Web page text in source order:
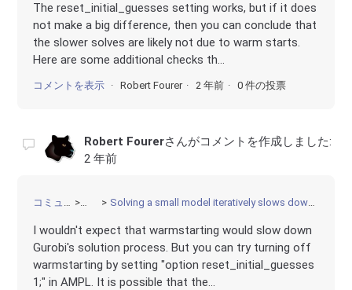
The reset_initial_guesses setting works, but if it does
not make a big difference, then you can conclude that
the slower solves are likely not due to warm starts.
Here are some additional checks th...
コメントを表示 Robert Fourer 2 年前 0 件の投票
Robert Fourerさんがコメントを作成しました:
2 年前
コミュニティ その他Solving a small model iteratively slows down solution time as the number of iterations progress
I wouldn't expect that warmstarting would slow down
Gurobi's solution process. But you can try turning off
warmstarting by setting "option reset_initial_guesses
1;" in AMPL. It is possible that the...